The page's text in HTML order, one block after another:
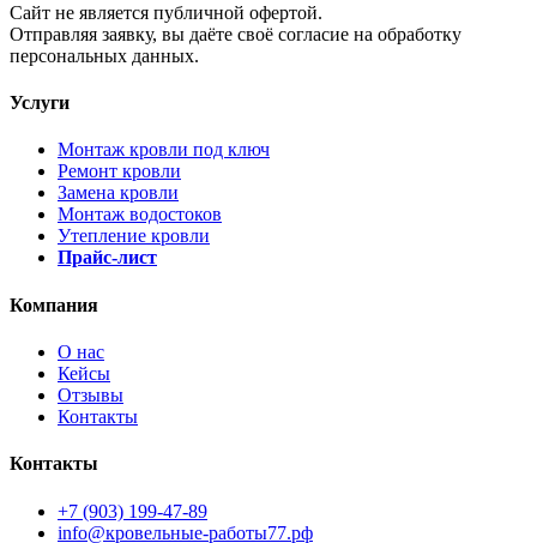
Cайт не является публичной офертой.
Отправляя заявку, вы даёте своё согласие на обработку
персональных данных.
Услуги
Монтаж кровли под ключ
Ремонт кровли
Замена кровли
Монтаж водостоков
Утепление кровли
Прайс-лист
Компания
О нас
Кейсы
Отзывы
Контакты
Контакты
+7 (903) 199-47-89
info@кровельные-работы77.рф